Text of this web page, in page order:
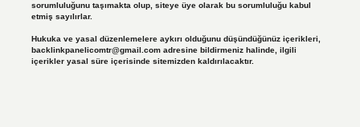
sorumluluğunu taşımakta olup, siteye üye olarak bu sorumluluğu kabul
etmiş sayılırlar.
Hukuka ve yasal düzenlemelere aykırı olduğunu düşündüğünüz içerikleri,
backlinkpanelicomtr@gmail.comadresine bildirmeniz halinde, ilgili
içerikler yasal süre içerisinde sitemizden kaldırılacaktır.